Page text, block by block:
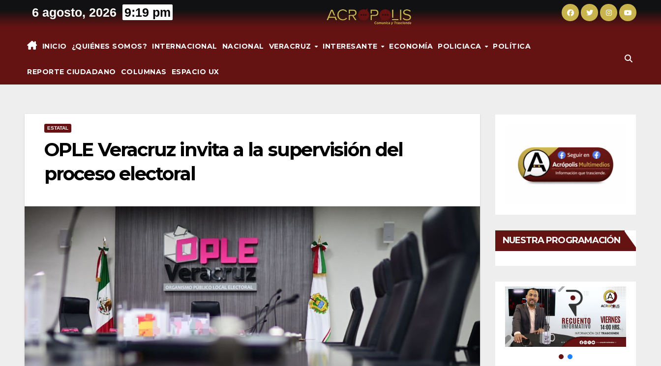
al
6 agosto, 2026 9:19 pm
INICIO ¿QUIÉNES SOMOS? INTERNACIONAL NACIONAL VERACRUZ INTERESANTE ECONOMÍA POLICIACA POLÍTICA
REPORTE CIUDADANO COLUMNAS ESPACIO UX
ESTATAL
OPLE Veracruz invita a la supervisión del
proceso electoral
NUESTRA PROGRAMACIÓN